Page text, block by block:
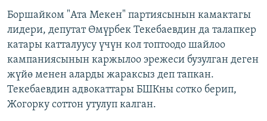
Боршайком "Ата Мекен" партиясынын камактагы
лидери, депутат Өмүрбек Текебаевдин да талапкер
катары катталуусу үчүн кол топтоодо шайлоо
кампаниясынын каржылоо эрежеси бузулган деген
жүйө менен аларды жараксыз деп тапкан.
Текебаевдин адвокаттары БШКны сотко берип,
Жогорку соттон утулуп калган.